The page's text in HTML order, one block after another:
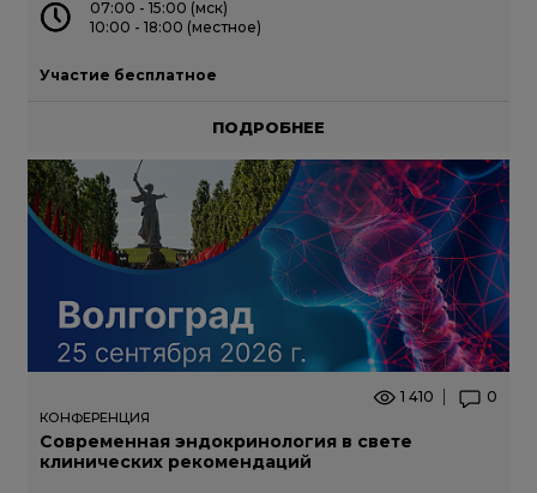
07:00 - 15:00 (мск)
10:00 - 18:00 (местное)
Участие бесплатное
ПОДРОБНЕЕ
1 410 0
КОНФЕРЕНЦИЯ
Современная эндокринология в свете
клинических рекомендаций